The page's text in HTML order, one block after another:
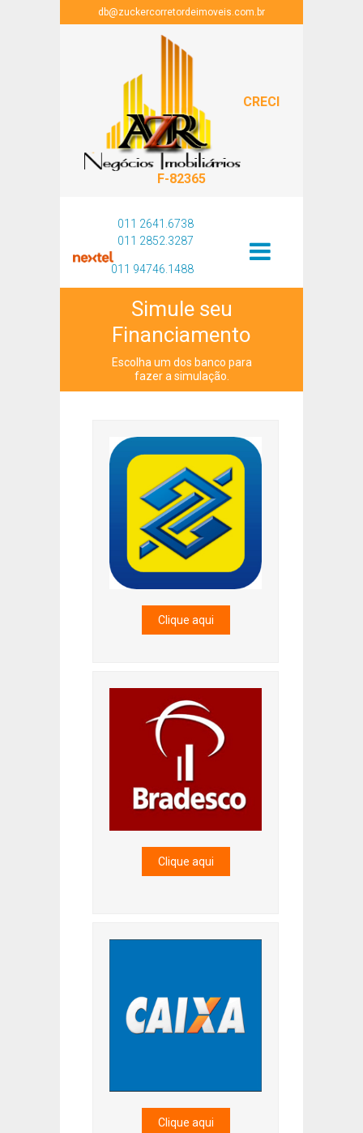
db@zuckercorretordeimoveis.com.br
CRECI
F-82365
011 2641.6738
011 2852.3287
011 94746.1488
Simule seu
Financiamento
Escolha um dos banco para
fazer a simulação.
Clique aqui
Clique aqui
Clique aqui